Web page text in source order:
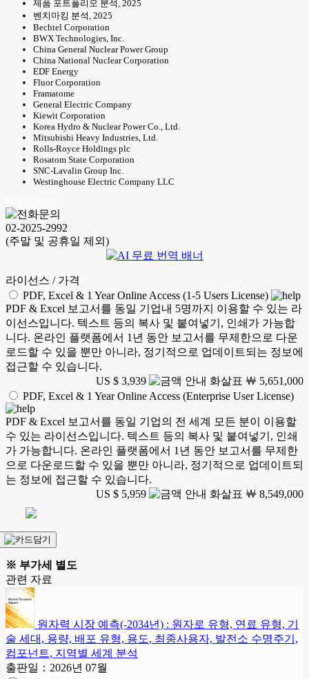
제품 포트폴리오 분석, 2025
벤치마킹 분석, 2025
Bechtel Corporation
BWX Technologies, Inc.
China General Nuclear Power Group
China National Nuclear Corporation
EDF Energy
Fluor Corporation
Framatome
General Electric Company
Kiewit Corporation
Korea Hydro & Nuclear Power Co., Ltd.
Mitsubishi Heavy Industries, Ltd.
Rolls-Royce Holdings plc
Rosatom State Corporation
SNC-Lavalin Group Inc.
Westinghouse Electric Company LLC
02-2025-2992
(주말 및 공휴일 제외)
라이선스 / 가격
PDF, Excel & 1 Year Online Access (1-5 Users License)
PDF & Excel 보고서를 동일 기업내 5명까지 이용할 수 있는 라
이선스입니다. 텍스트 등의 복사 및 붙여넣기, 인쇄가 가능합
니다. 온라인 플랫폼에서 1년 동안 보고서를 무제한으로 다운
로드할 수 있을 뿐만 아니라, 정기적으로 업데이트되는 정보에
접근할 수 있습니다.
US $ 3,939
￦ 5,651,000
PDF, Excel & 1 Year Online Access (Enterprise User License)
PDF & Excel 보고서를 동일 기업의 전 세계 모든 분이 이용할
수 있는 라이선스입니다. 텍스트 등의 복사 및 붙여넣기, 인쇄
가 가능합니다. 온라인 플랫폼에서 1년 동안 보고서를 무제한
으로 다운로드할 수 있을 뿐만 아니라, 정기적으로 업데이트되
는 정보에 접근할 수 있습니다.
US $ 5,959
￦ 8,549,000
※ 부가세 별도
관련 자료
원자력 시장 예측(-2034년) : 원자로 유형, 연료 유형, 기
술 세대, 용량, 배포 유형, 용도, 최종사용자, 발전소 수명주기,
컴포넌트, 지역별 세계 분석
출판일：2026년 07월